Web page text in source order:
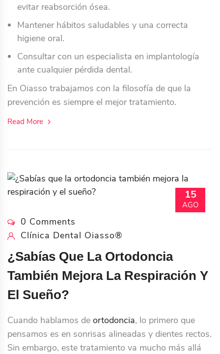
evitar reabsorción ósea.
Mantener hábitos saludables y una correcta
higiene oral.
Consultar con un especialista en implantología
ante cualquier pérdida dental.
En Oiasso trabajamos con la filosofía de que la
prevención es siempre el mejor tratamiento.
Read More
15
AGO
0 Comments
Clínica Dental Oiasso®
¿Sabías Que La Ortodoncia
También Mejora La Respiración Y
El Sueño?
Cuando hablamos de ortodoncia, lo primero que
pensamos es en sonrisas alineadas y dientes rectos.
Sin embargo, este tratamiento va mucho más allá